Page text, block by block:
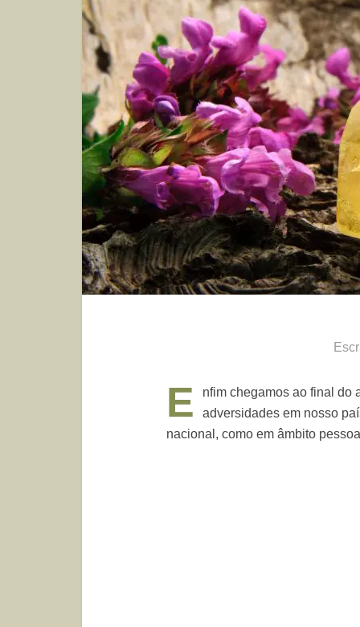
E
nfim chegamos ao final do
adversidades em nosso
nacional, como em âmbito